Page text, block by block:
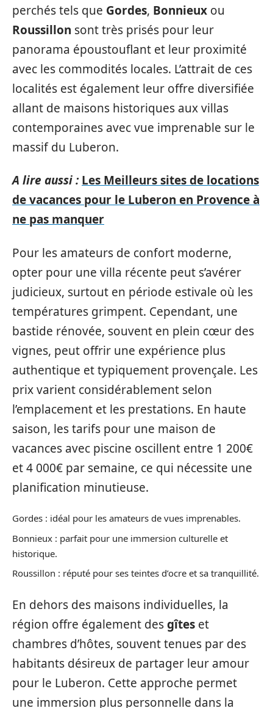
perchés tels que Gordes, Bonnieux ou
Roussillon sont très prisés pour leur
panorama époustouflant et leur proximité
avec les commodités locales. L’attrait de ces
localités est également leur offre diversifiée
allant de maisons historiques aux villas
contemporaines avec vue imprenable sur le
massif du Luberon.
A lire aussi : Les Meilleurs sites de locations
de vacances pour le Luberon en Provence à
ne pas manquer
Pour les amateurs de confort moderne,
opter pour une villa récente peut s’avérer
judicieux, surtout en période estivale où les
températures grimpent. Cependant, une
bastide rénovée, souvent en plein cœur des
vignes, peut offrir une expérience plus
authentique et typiquement provençale. Les
prix varient considérablement selon
l’emplacement et les prestations. En haute
saison, les tarifs pour une maison de
vacances avec piscine oscillent entre 1 200€
et 4 000€ par semaine, ce qui nécessite une
planification minutieuse.
Gordes : idéal pour les amateurs de vues imprenables.
Bonnieux : parfait pour une immersion culturelle et
historique.
Roussillon : réputé pour ses teintes d’ocre et sa tranquillité.
En dehors des maisons individuelles, la
région offre également desgîtes et
chambres d’hôtes, souvent tenues par des
habitants désireux de partager leur amour
pour le Luberon. Cette approche permet
une immersion plus personnelle dans la